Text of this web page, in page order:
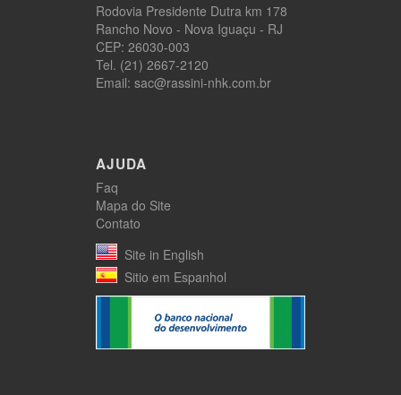
Rodovia Presidente Dutra km 178
Rancho Novo - Nova Iguaçu - RJ
CEP: 26030-003
Tel. (21) 2667-2120
Email: sac@rassini-nhk.com.br
AJUDA
Faq
Mapa do Site
Contato
Site in English
Sitio em Espanhol